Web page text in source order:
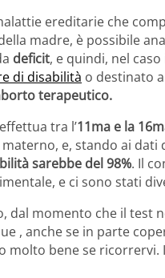
ereditarie che
madre, è possibile
deficit, e quindi, nel
di disabilità o destinato
terapeutico.
tra l’11ma e la
e, stando ai
sarebbe del 98%. Il
e ci sono stati
dal momento che il test
, anche se in parte
molto bene se ricorrervi.